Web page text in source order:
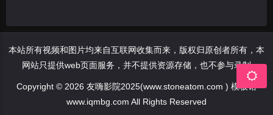
本站所有视频和图片均来自互联网收集而来，版权归原创者所有，本
网站只提供web页面服务，并不提供资源存储，也不参与录制
Copyright © 2026 友嗨影院2025(www.stoneatom.com ) 模板馆
www.iqmbg.com All Rights Reserved